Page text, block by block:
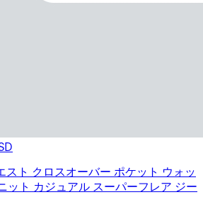
スト クロスオーバー ポケット ウォッ
ット カジュアル スーパーフレア ジー